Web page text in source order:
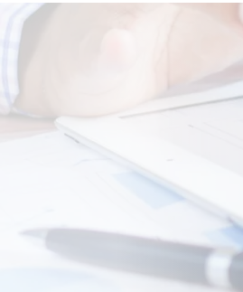
de la energía eléctrica, lo que
un aumento progresivo y